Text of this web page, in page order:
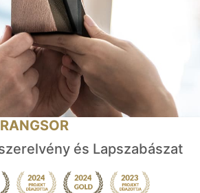
és Lapszabászat